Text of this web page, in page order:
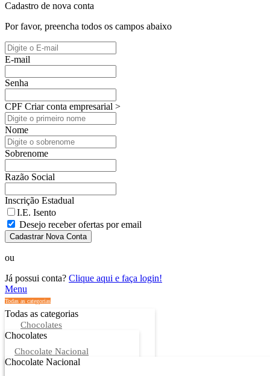
Cadastro de nova conta
Por favor, preencha todos os campos abaixo
E-mail
Senha
CPF Criar conta empresarial >
Nome
Sobrenome
Razão Social
Inscrição Estadual
I.E. Isento
Desejo receber ofertas por email
Cadastrar Nova Conta
ou
Já possui conta? Clique aqui e faça login!
Menu
Todas as categorias
Todas as categorias
Chocolates
Chocolates
Chocolate Nacional
Chocolate Nacional